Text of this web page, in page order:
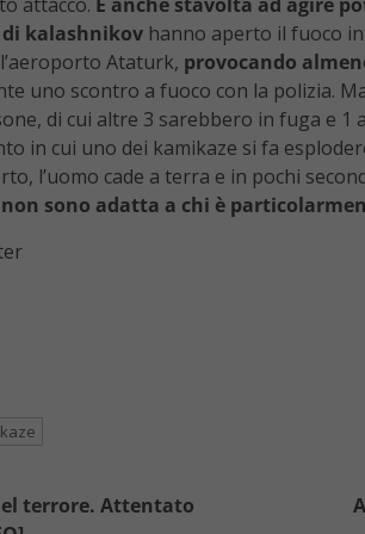
kalashnikov hanno aperto il fuoco
Ataturk, provocando
uno scontro a fuoco con la polizia.
di cui altre 3 sarebbero in fuga e 1
in cui uno dei kamikaze si fa
l’uomo cade a terra e in pochi
sono adatta a chi è
terrore. Attentato